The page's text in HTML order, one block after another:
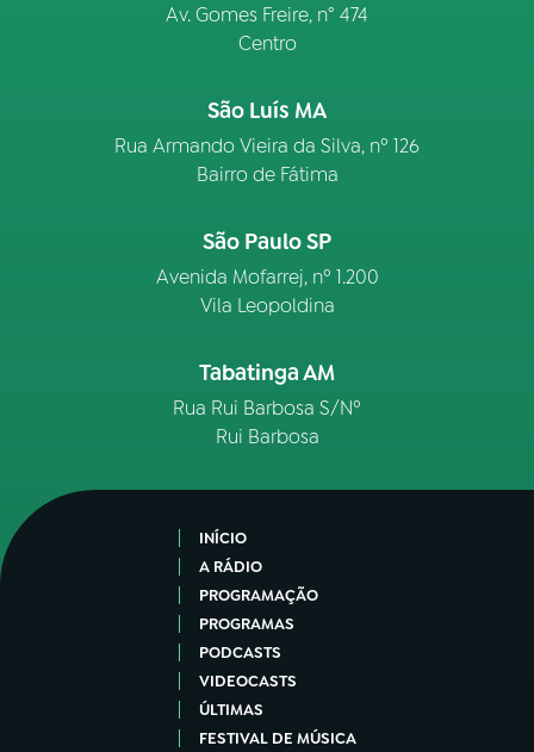
Av. Gomes Freire, n° 474
Centro
São Luís MA
Rua Armando Vieira da Silva, nº 126
Bairro de Fátima
São Paulo SP
Avenida Mofarrej, nº 1.200
Vila Leopoldina
Tabatinga AM
Rua Rui Barbosa S/Nº
Rui Barbosa
INÍCIO
A RÁDIO
PROGRAMAÇÃO
PROGRAMAS
PODCASTS
VIDEOCASTS
ÚLTIMAS
FESTIVAL DE MÚSICA